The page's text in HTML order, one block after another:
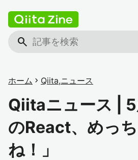
search
ホーム chevron_right Qiita,ニュース
Qiitaニュース |
のReact、めっ
ね！」